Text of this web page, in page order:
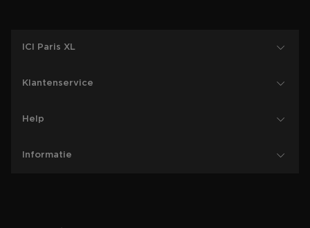
ICI Paris XL
Klantenservice
Help
Informatie